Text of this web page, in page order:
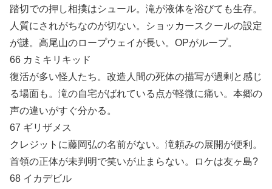
踏切での押し相撲はシュール。滝が液体を浴びても生存。
人質にされがちなのが切ない。ショッカースクールの設定
が謎。高尾山のロープウェイが長い。OPがループ。
66 カミキリキッド
復活が多い怪人たち。改造人間の死体の描写が過剰と感じ
る場面も。滝の自宅がばれている点が軽微に痛い。本郷の
声の違いがすぐ分かる。
67 ギリザメス
クレジットに藤岡弘の名前がない。滝頼みの展開が便利。
首領の正体が未判明で笑いが止まらない。ロケは友ヶ島?
68 イカデビル